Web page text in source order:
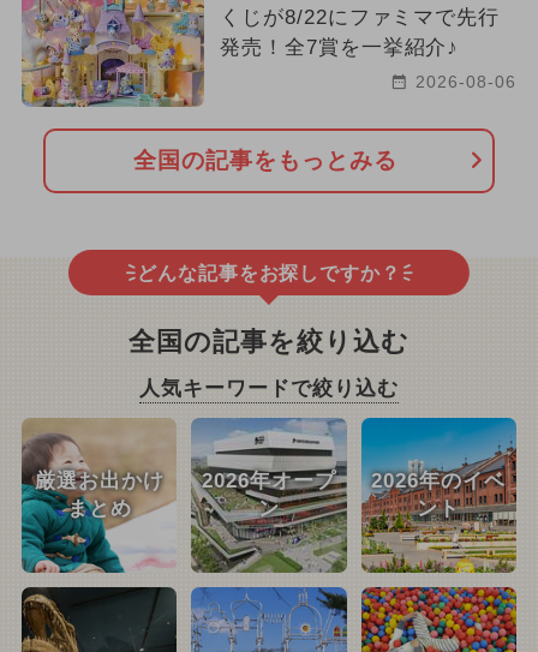
くじが8/22にファミマで先行
発売！全7賞を一挙紹介♪
2026-08-06
全国の記事をもっとみる
どんな記事をお探しですか？
全国の記事を絞り込む
人気キーワードで絞り込む
厳選お出かけ
まとめ
2026年オープ
ン
2026年のイベ
ント